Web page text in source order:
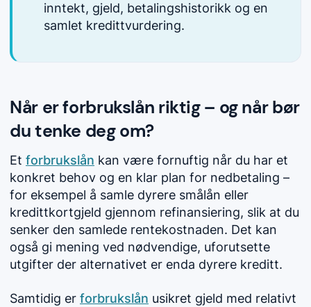
inntekt, gjeld, betalingshistorikk og en
samlet kredittvurdering.
Når er forbrukslån riktig – og når bør
du tenke deg om?
Et forbrukslån kan være fornuftig når du har et
konkret behov og en klar plan for nedbetaling –
for eksempel å samle dyrere smålån eller
kredittkortgjeld gjennom refinansiering, slik at du
senker den samlede rentekostnaden. Det kan
også gi mening ved nødvendige, uforutsette
utgifter der alternativet er enda dyrere kreditt.
Samtidig er forbrukslån usikret gjeld med relativt